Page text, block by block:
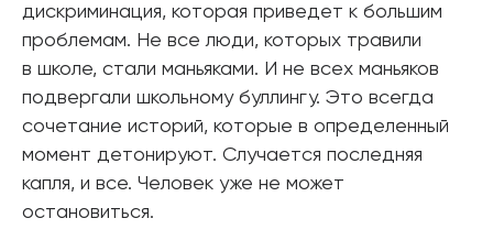
дискриминация, которая приведет к большим
проблемам. Не все люди, которых травили
в школе, стали маньяками. И не всех маньяков
подвергали школьному буллингу. Это всегда
сочетание историй, которые в определенный
момент детонируют. Случается последняя
капля, и все. Человек уже не может
остановиться.